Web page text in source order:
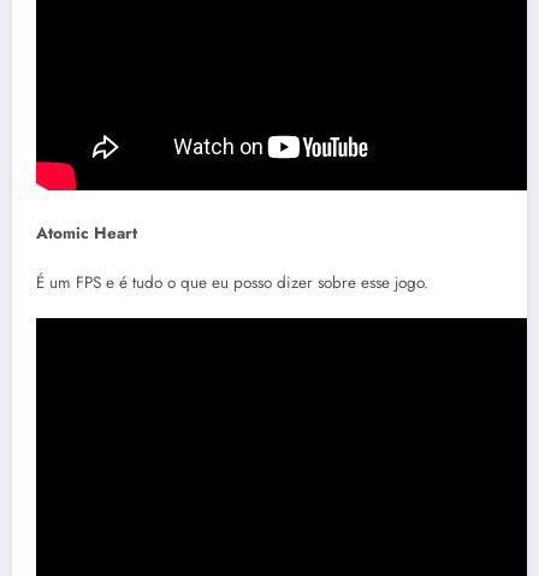
Atomic Heart
É um FPS e é tudo o que eu posso dizer sobre esse jogo.